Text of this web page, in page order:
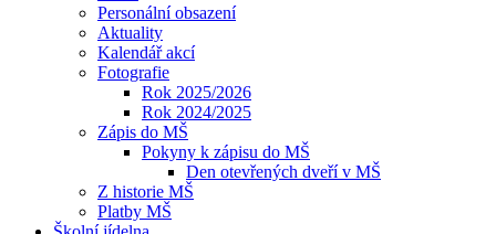
Personální obsazení
Aktuality
Kalendář akcí
Fotografie
Rok 2025/2026
Rok 2024/2025
Zápis do MŠ
Pokyny k zápisu do MŠ
Den otevřených dveří v MŠ
Z historie MŠ
Platby MŠ